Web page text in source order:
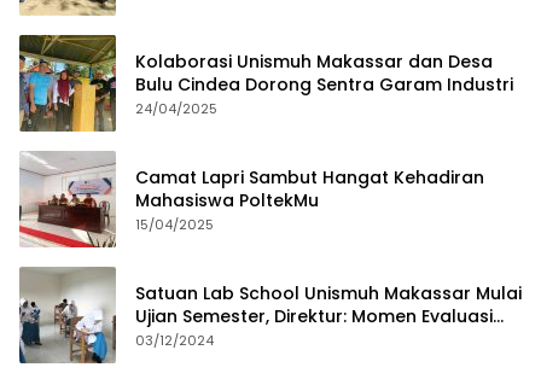
Kolaborasi Unismuh Makassar dan Desa
Bulu Cindea Dorong Sentra Garam Industri
24/04/2025
Camat Lapri Sambut Hangat Kehadiran
Mahasiswa PoltekMu
15/04/2025
Satuan Lab School Unismuh Makassar Mulai
Ujian Semester, Direktur: Momen Evaluasi
Proses Pembelajaran
03/12/2024